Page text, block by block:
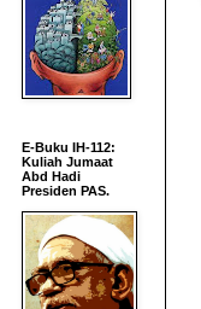
E-Buku IH-112:
Kuliah Jumaat
Abd Hadi
Presiden PAS.